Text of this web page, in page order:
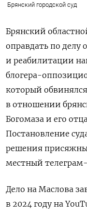
Брянский городской суд
Брянский
оправдать по делу
и реабилитации
блогера-
который
в отношении
Богомаза и его
Постановление
решения
местный
Дело на Маслова
в 2024 году на